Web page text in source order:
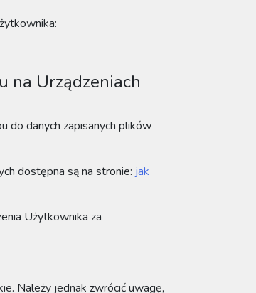
na Urządzeniach
do danych zapisanych plików
dostępna są na stronie: jak
Użytkownika za
Należy jednak zwrócić uwagę,